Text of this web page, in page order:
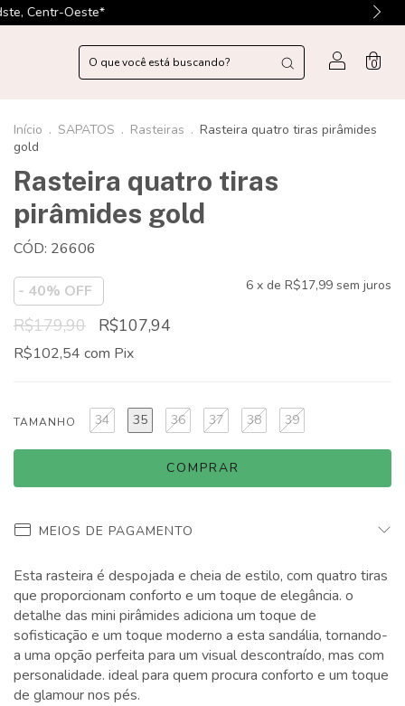
0
Início . SAPATOS . Rasteiras . Rasteira quatro tiras pirâmides
gold
Rasteira quatro tiras
pirâmides gold
CÓD: 26606
- 40% OFF
R$179,90 R$107,94
6 x de R$17,99 sem juros
R$102,54 com Pix
TAMANHO 34 35 36 37 38 39
MEIOS DE PAGAMENTO
Esta rasteira é despojada e cheia de estilo, com quatro tiras
que proporcionam conforto e um toque de elegância. o
detalhe das mini pirâmides adiciona um toque de
sofisticação e um toque moderno a esta sandália, tornando-
a uma opção perfeita para um visual descontraído, mas com
personalidade. ideal para quem procura conforto e um toque
de glamour nos pés.